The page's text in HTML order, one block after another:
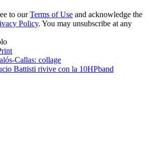
to ourTerms of Use and acknowledge the
Policy. You may unsubscribe at any
Callas: collage
Battisti rivive con la 10HPband